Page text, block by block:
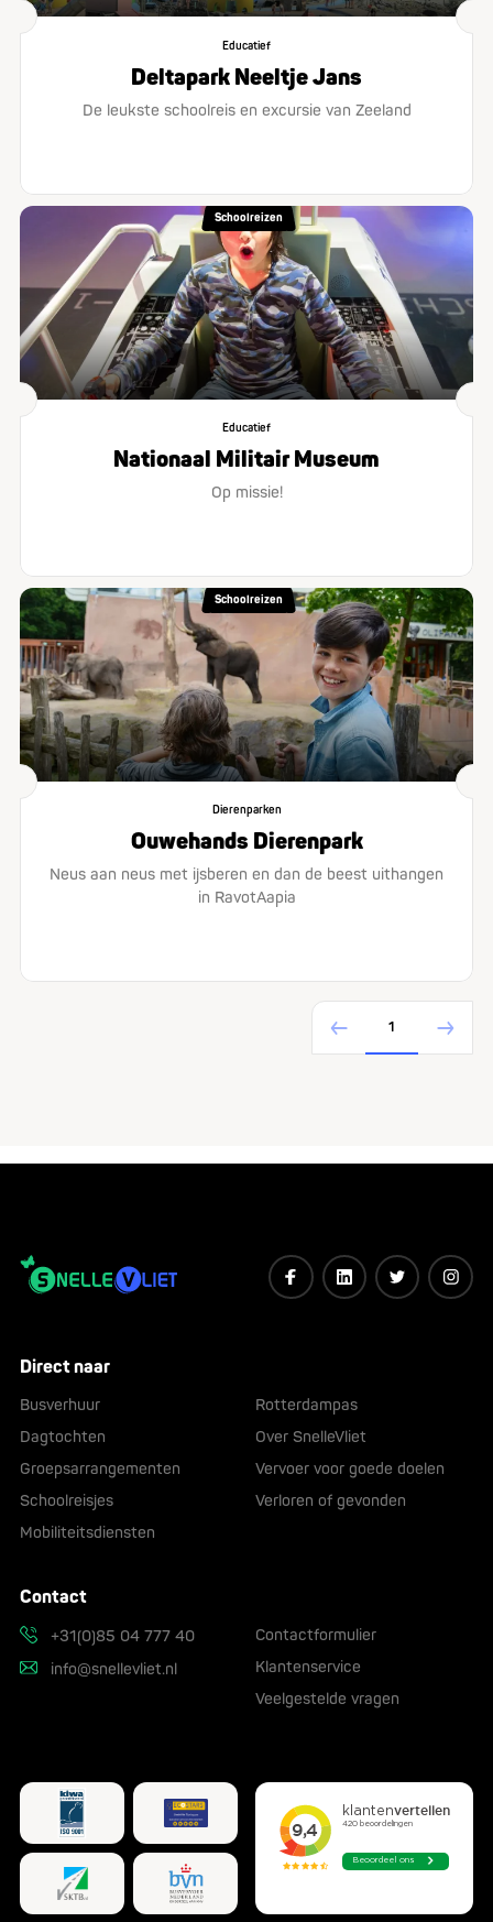
Educatief
Deltapark Neeltje Jans
De leukste schoolreis en excursie van Zeeland
Schoolreizen
Educatief
Nationaal Militair Museum
Op missie!
Schoolreizen
Dierenparken
Ouwehands Dierenpark
Neus aan neus met ijsberen en dan de beest uithangen
in RavotAapia
1
Direct naar
Busverhuur
Dagtochten
Groepsarrangementen
Schoolreisjes
Mobiliteitsdiensten
Rotterdampas
Over SnelleVliet
Vervoer voor goede doelen
Verloren of gevonden
Contact
+31(0)85 04 777 40
info@snellevliet.nl
Contactformulier
Klantenservice
Veelgestelde vragen